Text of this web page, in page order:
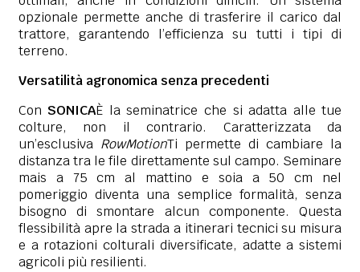
opzionale permette anche di trasferire il carico dal
trattore, garantendo l’efficienza su tutti i tipi di
terreno.
Versatilità agronomica senza precedenti
Con SONICAÈ la seminatrice che si adatta alle tue
colture, non il contrario. Caratterizzata da
un’esclusiva RowMotionTi permette di cambiare la
distanza tra le file direttamente sul campo. Seminare
mais a 75 cm al mattino e soia a 50 cm nel
pomeriggio diventa una semplice formalità, senza
bisogno di smontare alcun componente. Questa
flessibilità apre la strada a itinerari tecnici su misura
e a rotazioni colturali diversificate, adatte a sistemi
agricoli più resilienti.